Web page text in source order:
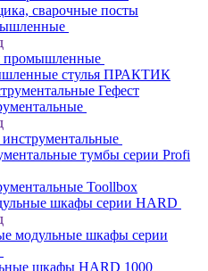
сварочные посты
промышленные
стулья ПРАКТИК
Гефест
тумбы серии Profi
Toollbox
шкафы серии HARD
модульные шкафы серии
шкафы HARD 1000